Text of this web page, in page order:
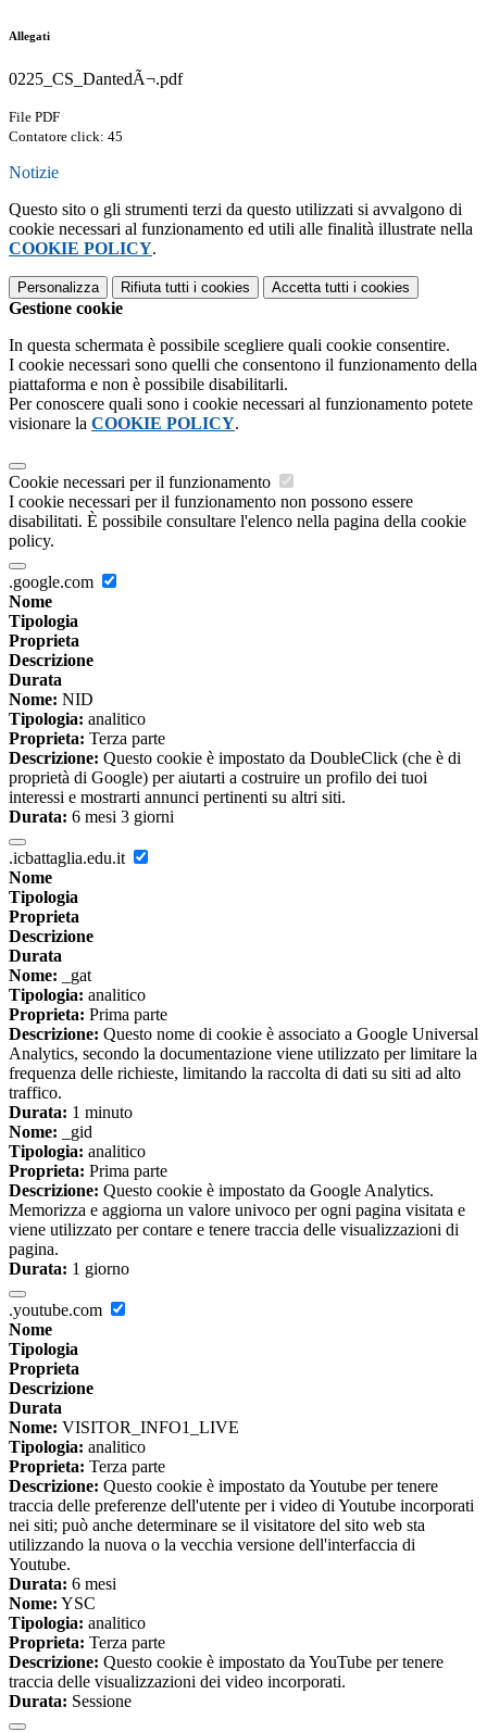
Allegati
0225_CS_DantedÃ¬.pdf
File PDF
Contatore click: 45
Notizie
Questo sito o gli strumenti terzi da questo utilizzati si avvalgono di
cookie necessari al funzionamento ed utili alle finalità illustrate nella
COOKIE POLICY.
Personalizza Rifiuta tutti i cookies Accetta tutti i cookies
Gestione cookie
In questa schermata è possibile scegliere quali cookie consentire.
I cookie necessari sono quelli che consentono il funzionamento della
piattaforma e non è possibile disabilitarli.
Per conoscere quali sono i cookie necessari al funzionamento potete
visionare la COOKIE POLICY.
Cookie necessari per il funzionamento
I cookie necessari per il funzionamento non possono essere
disabilitati. È possibile consultare l'elenco nella pagina della cookie
policy.
.google.com
Nome
Tipologia
Proprieta
Descrizione
Durata
Nome: NID
Tipologia: analitico
Proprieta: Terza parte
Descrizione: Questo cookie è impostato da DoubleClick (che è di
proprietà di Google) per aiutarti a costruire un profilo dei tuoi
interessi e mostrarti annunci pertinenti su altri siti.
Durata: 6 mesi 3 giorni
.icbattaglia.edu.it
Nome
Tipologia
Proprieta
Descrizione
Durata
Nome: _gat
Tipologia: analitico
Proprieta: Prima parte
Descrizione: Questo nome di cookie è associato a Google Universal
Analytics, secondo la documentazione viene utilizzato per limitare la
frequenza delle richieste, limitando la raccolta di dati su siti ad alto
traffico.
Durata: 1 minuto
Nome: _gid
Tipologia: analitico
Proprieta: Prima parte
Descrizione: Questo cookie è impostato da Google Analytics.
Memorizza e aggiorna un valore univoco per ogni pagina visitata e
viene utilizzato per contare e tenere traccia delle visualizzazioni di
pagina.
Durata: 1 giorno
.youtube.com
Nome
Tipologia
Proprieta
Descrizione
Durata
Nome: VISITOR_INFO1_LIVE
Tipologia: analitico
Proprieta: Terza parte
Descrizione: Questo cookie è impostato da Youtube per tenere
traccia delle preferenze dell'utente per i video di Youtube incorporati
nei siti; può anche determinare se il visitatore del sito web sta
utilizzando la nuova o la vecchia versione dell'interfaccia di
Youtube.
Durata: 6 mesi
Nome: YSC
Tipologia: analitico
Proprieta: Terza parte
Descrizione: Questo cookie è impostato da YouTube per tenere
traccia delle visualizzazioni dei video incorporati.
Durata: Sessione